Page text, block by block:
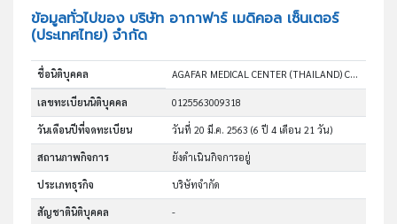
ข้อมูลทั่วไปของ บริษัท อากาฟาร์ เมดิคอล เซ็นเตอร์
(ประเทศไทย) จำกัด
ชื่อนิติบุคคล AGAFAR MEDICAL CENTER (THAILAND) CO., LTD.
เลขทะเบียนนิติบุคคล 0125563009318
วันเดือนปีที่จดทะเบียน วันที่ 20 มี.ค. 2563(6 ปี 4 เดือน 21 วัน)
สถานภาพกิจการ ยังดำเนินกิจการอยู่
ประเภทธุรกิจ บริษัทจำกัด
สัญชาตินิติบุคคล -